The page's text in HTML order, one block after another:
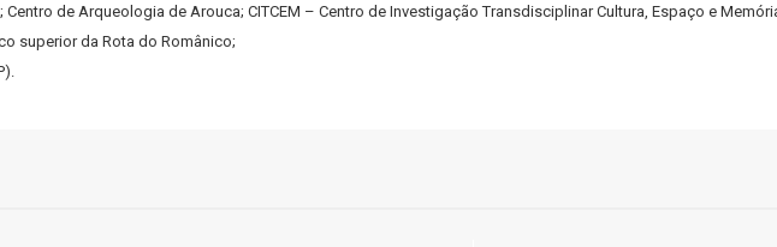
de Arqueologia de Arouca; CITCEM – Centro de Investigação Transdisciplinar Cultura, Espaço e
superior da Rota do Românico;